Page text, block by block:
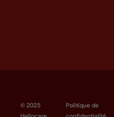
© 2025
Politique de